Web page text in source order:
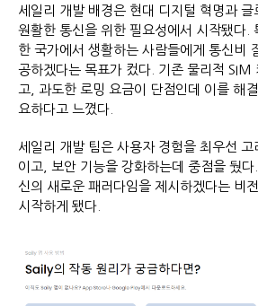
세일리 개발 배경은 현대 디지털 혁명과 글
원활한 통신을 위한 필요성에서 시작됐다.
한 국가에서 생활하는 사람들에게 통신비
공하겠다는 목표가 컸다. 기존 물리적 SIM
고, 과도한 로밍 요금이 단점인데 이를 해
요하다고 느꼈다.
세일리 개발 팀은 사용자 경험을 최우선
이고, 보안 기능을 강화하는데 중점을 뒀
신의 새로운 패러다임을 제시하겠다는 비
시작하게 됐다.